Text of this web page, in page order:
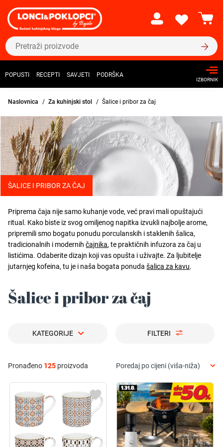
POPUSTI RECEPTI SAVJETI PODRŠKA
IZBORNIK
Naslovnica Za kuhinjski stol Šalice i pribor za čaj
ŠALICE I PRIBOR ZA ČAJ
Priprema čaja nije samo kuhanje vode, već pravi mali opuštajući
ritual. Kako biste iz svog omiljenog napitka izvukli najbolje arome,
pripremili smo bogatu ponudu porculanskih i staklenih šalica,
tradicionalnih i modernihčajnika, te praktičnih infuzora za čaj u
listićima. Odaberite dizajn koji vas opušta i uživajte. Za ljubitelje
jutarnjeg kofeina, tu je i naša bogata ponudašalica za kavu.
Šalice i pribor za čaj
KATEGORIJE FILTERI
Pronađeno 125 proizvoda Poredaj po cijeni (viša-niža)